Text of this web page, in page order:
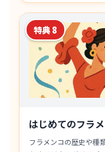
特典 8
はじめてのフラ
フラメンコの歴史や種